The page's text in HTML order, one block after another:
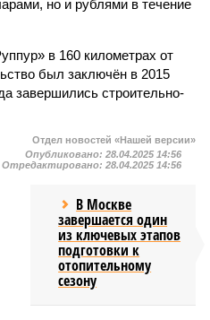
но и рублями в течение
в 160 километрах от
был заключён в 2015
завершились строительно-
Отдел новостей «Нашей версии»
Опубликовано: 28.04.2025 14:56
Отредактировано: 28.04.2025 14:56
В Москве
завершается один
из ключевых этапов
подготовки к
отопительному
сезону